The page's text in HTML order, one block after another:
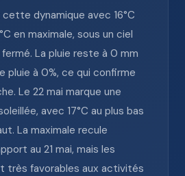
cette dynamique avec 16°C
en maximale, sous un ciel
La pluie reste à 0 mm
pluie à 0%, ce qui confirme
Le 22 mai marque une
avec 17°C au plus bas
La maximale recule
au 21 mai, mais les
très favorables aux activités